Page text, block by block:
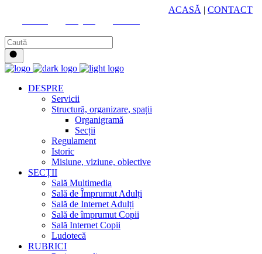
ACASĂ | CONTACT
DESPRE
Servicii
Structură, organizare, spații
Organigramă
Secții
Regulament
Istoric
Misiune, viziune, obiective
SECȚII
Sală Multimedia
Sală de Împrumut Adulți
Sală de Internet Adulți
Sală de împrumut Copii
Sală Internet Copii
Ludotecă
RUBRICI